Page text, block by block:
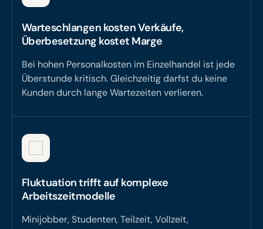
Warteschlangen kosten Verkäufe,
Überbesetzung kostet Marge
Bei hohen Personalkosten im Einzelhandel ist jede
Überstunde kritisch. Gleichzeitig darfst du keine
Kunden durch lange Wartezeiten verlieren.
Fluktuation trifft auf komplexe
Arbeitszeitmodelle
Minijobber, Studenten, Teilzeit, Vollzeit,